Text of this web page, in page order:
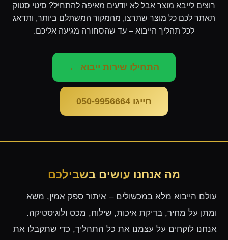
רוצים לייבא מוצר אבל לא יודעים מאיפה להתחיל? סיטי סטוק
תאתר לכם כל מוצר שתרצו, מהמקור המשתלם ביותר, ותדאג
לכל תהליך הייבוא – עד שהסחורה מגיעה אליכם.
התחילו שירות ייבוא ←
חייגו 050-9956664
מה אנחנו עושים בשבילכם
עולם הייבוא מלא במכשולים – איתור ספק אמין, משא
ומתן על מחיר, בדיקת איכות, שילוח, מכס ולוגיסטיקה.
אנחנו לוקחים על עצמנו את כל התהליך, כדי שתקבלו את